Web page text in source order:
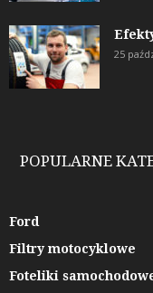
25
POPULARNE
Ford
Filtry motocyklowe
Foteliki